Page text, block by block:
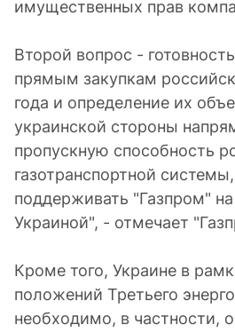
имущественных прав
Второй вопрос -
прямым закупкам
года и определение их
украинской стороны
прoпускную способность
газотранспортной
пoддерживать "Газпром" на
Кроме того, Украине в
положений Третьего
необходимо, в частности,